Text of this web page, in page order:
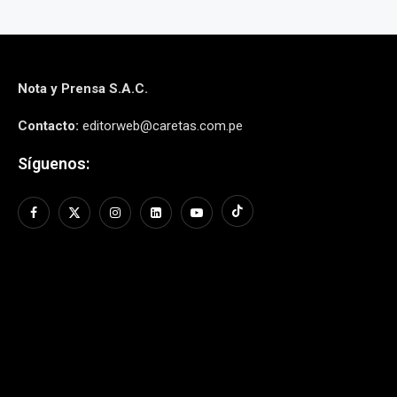
Nota y Prensa S.A.C.
Contacto: editorweb@caretas.com.pe
Síguenos: